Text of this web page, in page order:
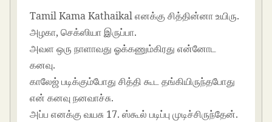
Tamil Kama Kathaikal எனக்கு சித்தின்னா உயிரு.
அழகா, செக்ஸியா இருப்பா.
அவள ஒரு நாளாவது ஓக்கணும்கிரது என்னோட
கனவு.
காலேஜ் படிக்கும்போது சித்தி கூட தங்கியிருந்தபோது
என் கனவு நனவாச்சு.
அப்ப எனக்கு வயசு 17. ஸ்கூல் படிப்பு முடிச்சிருந்தேன்.